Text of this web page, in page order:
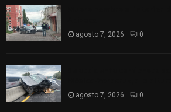
agosto 7, 2026 0
agosto 7, 2026 0